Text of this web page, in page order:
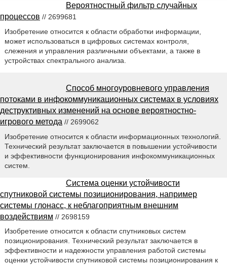
Вероятностный фильтр случайных
процессов // 2699681
Изобретение относится к области обработки информации,
может использоваться в цифровых системах контроля,
слежения и управления различными объектами, а также в
устройствах спектрального анализа.
Способ многоуровневого управления
потоками в инфокоммуникационных системах в условиях
деструктивных изменений на основе вероятностно-
игрового метода // 2699062
Изобретение относится к области информационных технологий.
Технический результат заключается в повышении устойчивости
и эффективности функционирования инфокоммуникационных
систем.
Система оценки устойчивости
спутниковой системы позиционирования, например
системы глонасс, к неблагоприятным внешним
воздействиям // 2698159
Изобретение относится к области спутниковых систем
позиционирования. Технический результат заключается в
эффективности и надежности управления работой системы
оценки устойчивости спутниковой системы позиционирования к